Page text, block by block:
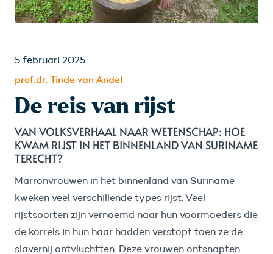
5 februari 2025
prof.dr. Tinde van Andel
De reis van rijst
VAN VOLKSVERHAAL NAAR WETENSCHAP: HOE
KWAM RIJST IN HET BINNENLAND VAN SURINAME
TERECHT?
Marronvrouwen in het binnenland van Suriname
kweken veel verschillende types rijst. Veel
rijstsoorten zijn vernoemd naar hun voormoeders die
de korrels in hun haar hadden verstopt toen ze de
slavernij ontvluchtten. Deze vrouwen ontsnapten